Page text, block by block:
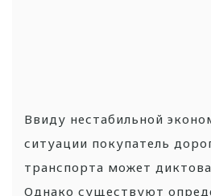
Ввиду нестабильной
ситуации покупатель
транспорта может
Однако существуют